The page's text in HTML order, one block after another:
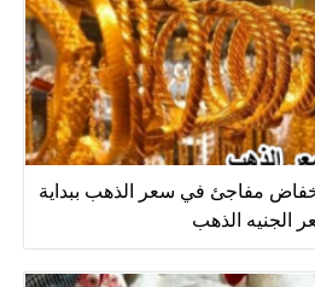
مفاجئ في سعر الذهب ببداية
الجنيه الذهب